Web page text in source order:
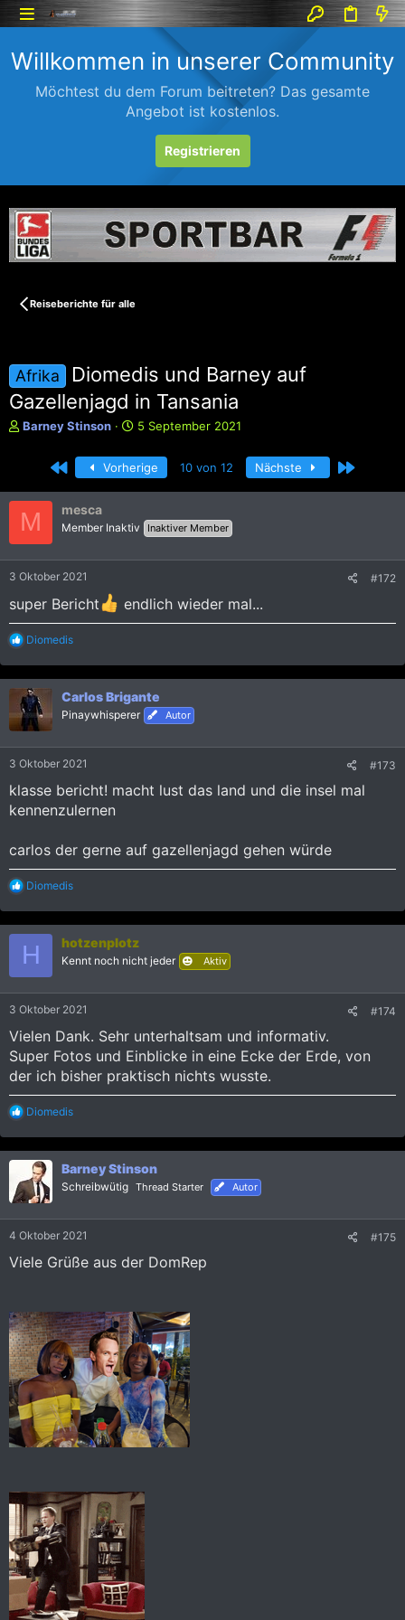
Willkommen in unserer Community
Möchtest du dem Forum beitreten? Das gesamte
Angebot ist kostenlos.
Registrieren
Reiseberichte für alle
Afrika
Diomedis und Barney auf
Gazellenjagd in Tansania
E
e
Barney Stinson
E
s
t
e
l
5 September 2021
Erste Vorherige 10 von 12 Nächste Letzte
M mesca
Member Inaktiv Inaktiver Member
3 Oktober 2021 #172
super Bericht endlich wieder mal...
R
a
k
t
i
o
n
Diomedis
Carlos Brigante
Pinaywhisperer Autor
3 Oktober 2021 #173
klasse bericht! macht lust das land und die insel mal
kennenzulernen
carlos der gerne auf gazellenjagd gehen würde
R
a
k
i
n
Diomedis
H hotzenplotz
Kennt noch nicht jeder Aktiv
3 Oktober 2021 #174
Vielen Dank. Sehr unterhaltsam und informativ.
Super Fotos und Einblicke in eine Ecke der Erde, von
der ich bisher praktisch nichts wusste.
R
a
k
i
o
n
Diomedis
Barney Stinson
Schreibwütig Thread Starter Autor
4 Oktober 2021 #175
Viele Grüße aus der DomRep